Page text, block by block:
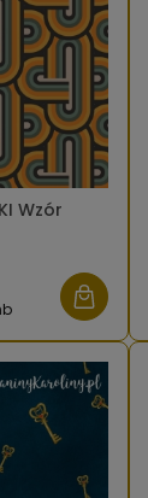
Wzór